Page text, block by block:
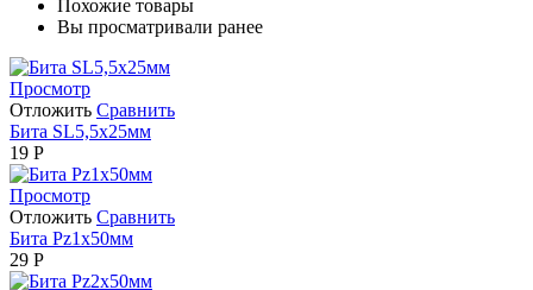
Похожие товары
Вы просматривали ранее
Просмотр
Отложить Сравнить
Бита SL5,5х25мм
19 Р
Просмотр
Отложить Сравнить
Бита Pz1х50мм
29 Р